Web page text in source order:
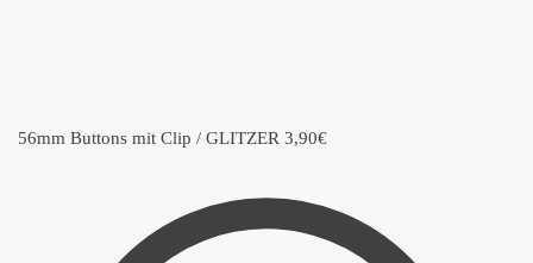
56mm Buttons mit Clip / GLITZER 3,90€